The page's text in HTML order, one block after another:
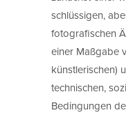
schlüssigen,
fotografischen
einer Maßgabe
künstlerischen)
technischen,
Bedingungen